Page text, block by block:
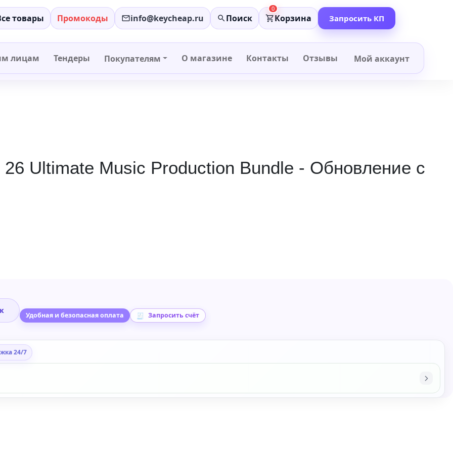
товары Промокоды info@keycheap.ru Поиск
0
Корзина Запросить КП
лицам Тендеры Покупателям О магазине Контакты Отзывы Мой аккаунт
Ultimate Music Production Bundle - Обновление с
Удобная и безопасная оплата Запросить счёт
24/7
− +